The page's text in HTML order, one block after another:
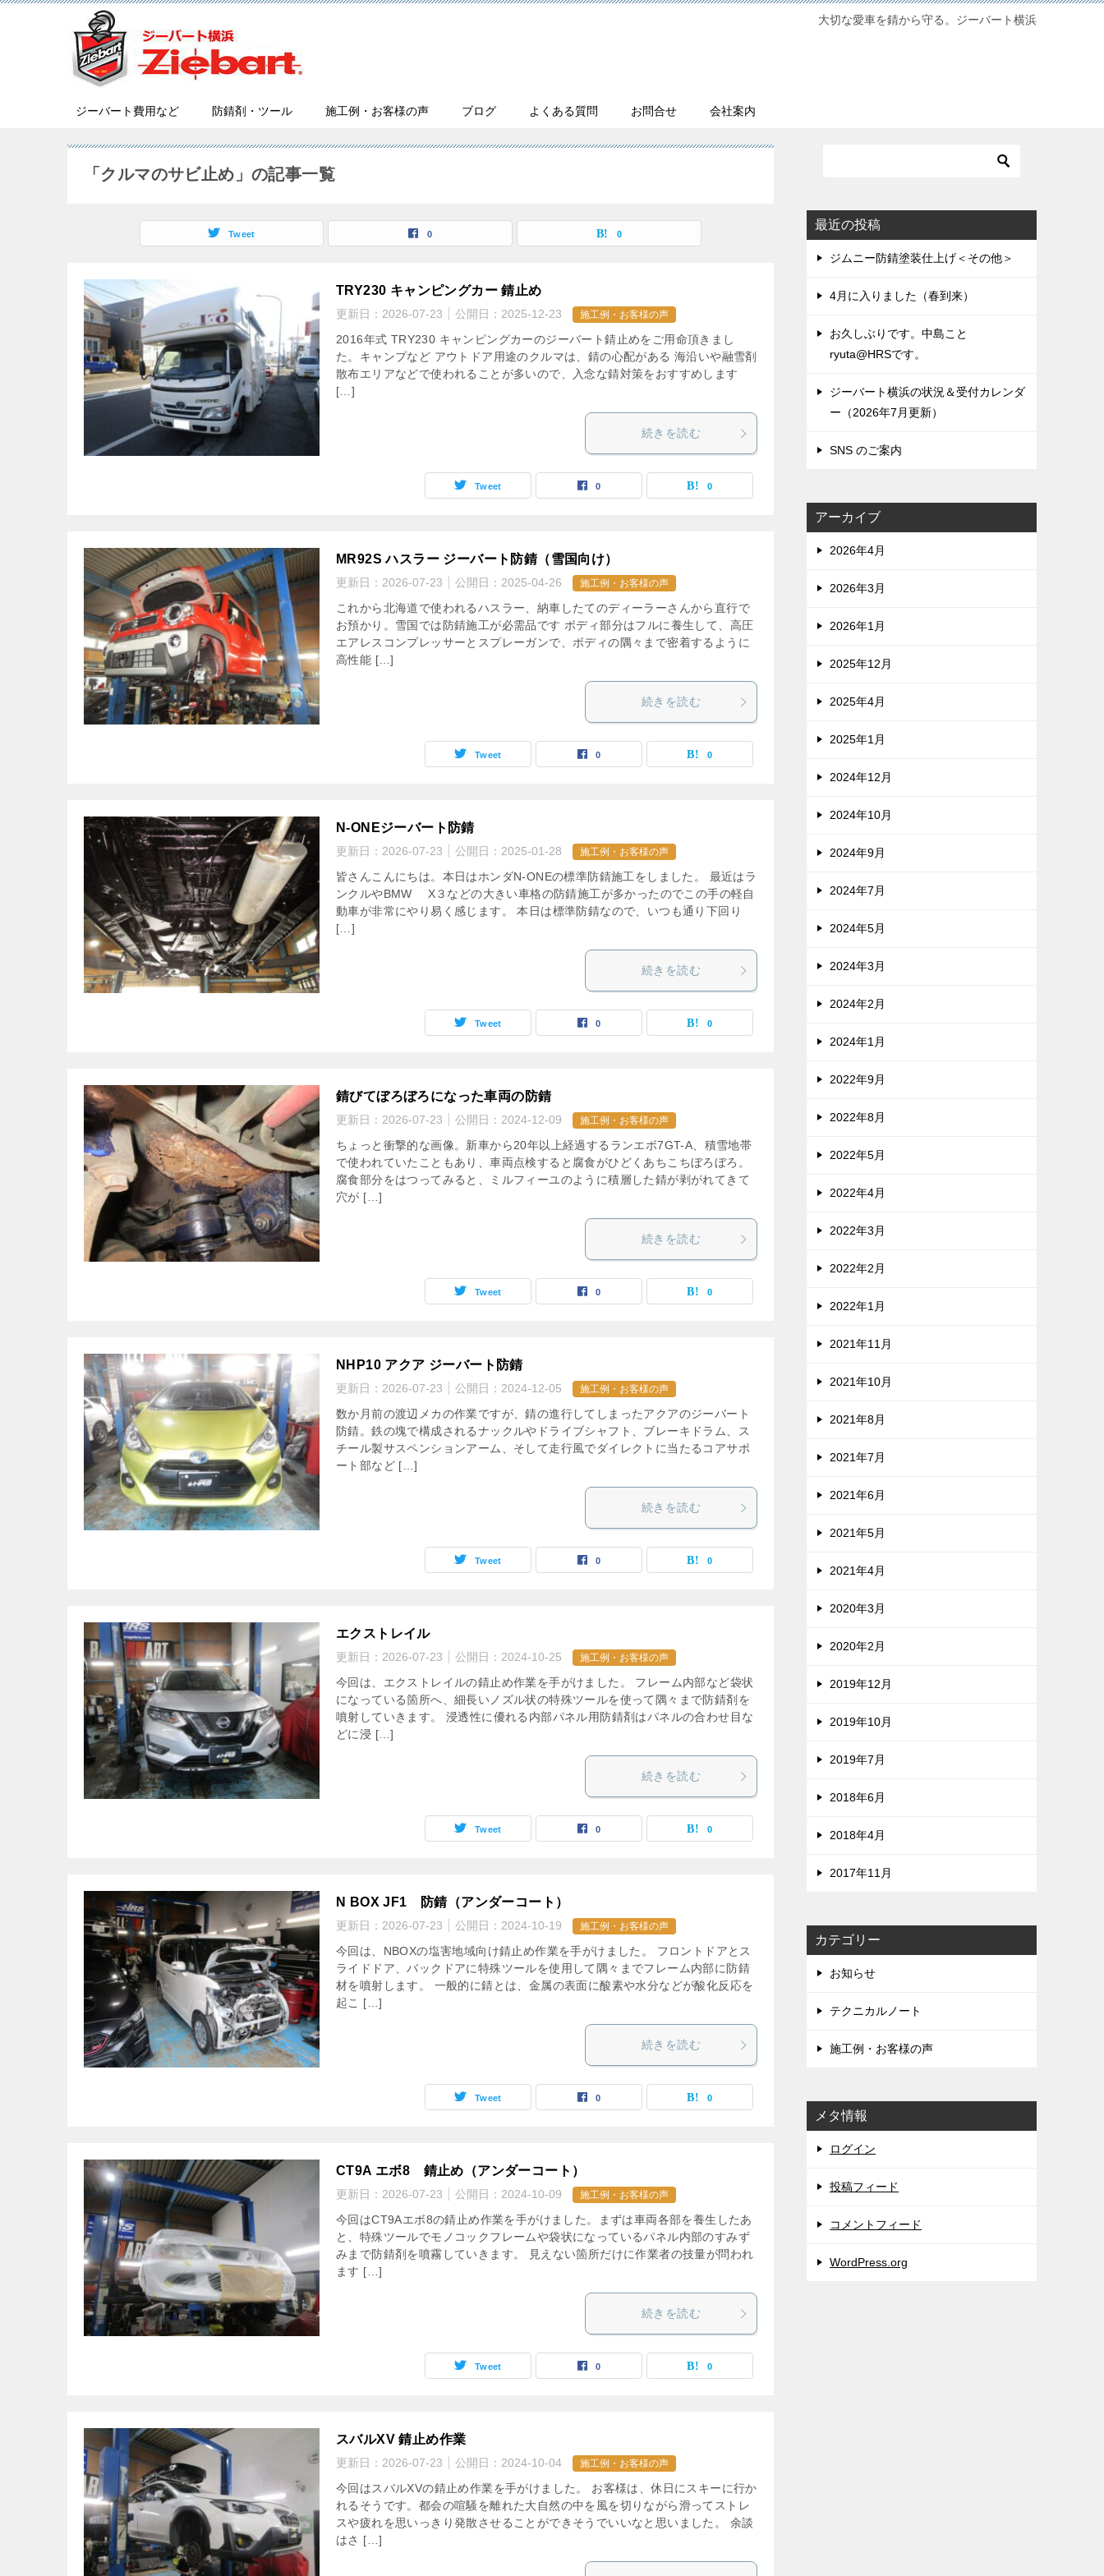
大切な愛車を錆から守る。ジーバート横浜
ジーバート費用など 防錆剤・ツール 施工例・お客様の声 ブログ よくある質問 お問合せ 会社案内
「クルマのサビ止め」の記事一覧
Tweet 0 0
TRY230 キャンピングカー 錆止め
更新日： 2026-07-23 公開日： 2025-12-23 施工例・お客様の声
2016年式 TRY230 キャンピングカーのジーバート錆止めをご用命頂きまし
た。キャンプなど アウトドア用途のクルマは、錆の心配がある 海沿いや融雪剤
散布エリアなどで使われることが多いので、入念な錆対策をおすすめします
[…]
続きを読む
Tweet 0 0
MR92S ハスラー ジーバート防錆（雪国向け）
更新日： 2026-07-23 公開日： 2025-04-26 施工例・お客様の声
これから北海道で使われるハスラー、納車したてのディーラーさんから直行で
お預かり。雪国では防錆施工が必需品です ボディ部分はフルに養生して、高圧
エアレスコンプレッサーとスプレーガンで、ボディの隅々まで密着するように
高性能 […]
続きを読む
Tweet 0 0
N-ONEジーバート防錆
更新日： 2026-07-23 公開日： 2025-01-28 施工例・お客様の声
皆さんこんにちは。本日はホンダN-ONEの標準防錆施工をしました。 最近はラ
ンクルやBMW X３などの大きい車格の防錆施工が多かったのでこの手の軽自
動車が非常にやり易く感じます。 本日は標準防錆なので、いつも通り下回り
[…]
続きを読む
Tweet 0 0
錆びてぼろぼろになった車両の防錆
更新日： 2026-07-23 公開日： 2024-12-09 施工例・お客様の声
ちょっと衝撃的な画像。新車から20年以上経過するランエボ7GT-A、積雪地帯
で使われていたこともあり、車両点検すると腐食がひどくあちこちぼろぼろ。
腐食部分をはつってみると、ミルフィーユのように積層した錆が剥がれてきて
穴が […]
続きを読む
Tweet 0 0
NHP10 アクア ジーバート防錆
更新日： 2026-07-23 公開日： 2024-12-05 施工例・お客様の声
数か月前の渡辺メカの作業ですが、錆の進行してしまったアクアのジーバート
防錆。鉄の塊で構成されるナックルやドライブシャフト、ブレーキドラム、ス
チール製サスペンションアーム、そして走行風でダイレクトに当たるコアサポ
ート部など […]
続きを読む
Tweet 0 0
エクストレイル
更新日： 2026-07-23 公開日： 2024-10-25 施工例・お客様の声
今回は、エクストレイルの錆止め作業を手がけました。 フレーム内部など袋状
になっている箇所へ、細長いノズル状の特殊ツールを使って隅々まで防錆剤を
噴射していきます。 浸透性に優れる内部パネル用防錆剤はパネルの合わせ目な
どに浸 […]
続きを読む
Tweet 0 0
N BOX JF1 防錆（アンダーコート）
更新日： 2026-07-23 公開日： 2024-10-19 施工例・お客様の声
今回は、NBOXの塩害地域向け錆止め作業を手がけました。 フロントドアとス
ライドドア、バックドアに特殊ツールを使用して隅々までフレーム内部に防錆
材を噴射します。 一般的に錆とは、金属の表面に酸素や水分などが酸化反応を
起こ […]
続きを読む
Tweet 0 0
CT9A エボ8 錆止め（アンダーコート）
更新日： 2026-07-23 公開日： 2024-10-09 施工例・お客様の声
今回はCT9Aエボ8の錆止め作業を手がけました。まずは車両各部を養生したあ
と、特殊ツールでモノコックフレームや袋状になっているパネル内部のすみず
みまで防錆剤を噴霧していきます。 見えない箇所だけに作業者の技量が問われ
ます […]
続きを読む
Tweet 0 0
スバルXV 錆止め作業
更新日： 2026-07-23 公開日： 2024-10-04 施工例・お客様の声
今回はスバルXVの錆止め作業を手がけました。 お客様は、休日にスキーに行か
れるそうです。都会の喧騒を離れた大自然の中を風を切りながら滑ってストレ
スや疲れを思いっきり発散させることができそうでいいなと思いました。 余談
はさ […]
最近の投稿
ジムニー防錆塗装仕上げ＜その他＞
4月に入りました（春到来）
お久しぶりです。中島こと
ryuta@HRSです。
ジーバート横浜の状況＆受付カレンダ
ー（2026年7月更新）
SNS のご案内
アーカイブ
2026年4月
2026年3月
2026年1月
2025年12月
2025年4月
2025年1月
2024年12月
2024年10月
2024年9月
2024年7月
2024年5月
2024年3月
2024年2月
2024年1月
2022年9月
2022年8月
2022年5月
2022年4月
2022年3月
2022年2月
2022年1月
2021年11月
2021年10月
2021年8月
2021年7月
2021年6月
2021年5月
2021年4月
2020年3月
2020年2月
2019年12月
2019年10月
2019年7月
2018年6月
2018年4月
2017年11月
カテゴリー
お知らせ
テクニカルノート
施工例・お客様の声
メタ情報
ログイン
投稿フィード
コメントフィード
WordPress.org